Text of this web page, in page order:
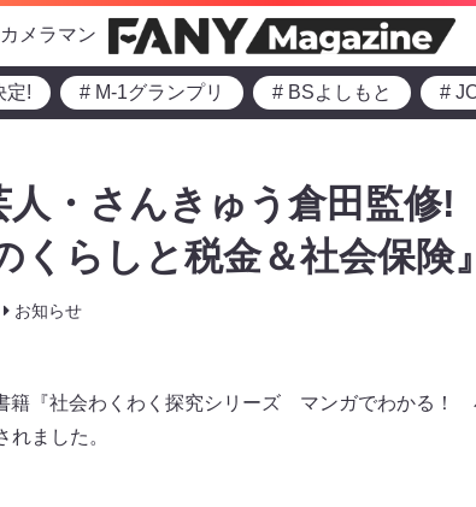
メラマン
定! # M-1グランプリ # BSよしもと #
人・さんきゅう倉田監修!
くらしと税金＆社会保険
お知らせ
籍『社会わくわく探究シリーズ マンガでわかる！
ました。